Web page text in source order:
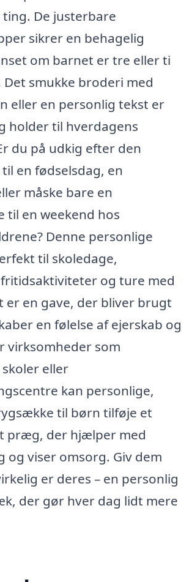
De justerbare
sikrer en behagelig
om barnet er tre eller ti
smukke broderi med
eller en personlig tekst er
holder til hverdagens
du på udkig efter den
en fødselsdag, en
måske bare en
til en weekend hos
Denne personlige
til skoledage,
og ture med
er en gave, der bliver brugt
en følelse af ejerskab og
virksomheder som
eller
kan personlige,
til børn tilføje et
præg, der hjælper med
og viser omsorg. Giv dem
er deres – en personlig
der gør hver dag lidt mere